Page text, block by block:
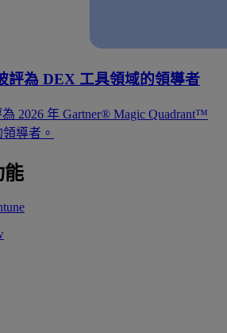
評為 DEX 工具領域的領導者
2026 年 Gartner® Magic Quadrant™
導者。
能